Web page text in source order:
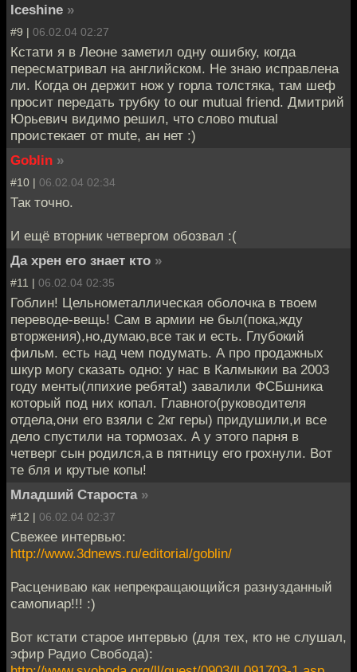
Iceshine »
#9 | 06.02.04 02:27
Кстати я в Леоне заметил одну ошибку, когда
пересматривал на английском. Не знаю исправлена
ли. Когда он держит нож у горла толстяка, там шеф
просит передать трубку to our mutual friend. Дмитрий
Юрьевич видимо решил, что слово mutual
проистекает от mute, ан нет :)
Goblin »
#10 | 06.02.04 02:34
Так точно.
И ещё вторник четвергом обозвал :(
Да хрен его знает кто »
#11 | 06.02.04 02:35
Гоблин! Цельнометаллическая оболочка в твоем
переводе-вещь! Сам в армии не был(пока,жду
вторжения),но,думаю,все так и есть. Глубокий
фильм. есть над чем подумать. А про продажных
шкур могу сказать одно: у нас в Калмыкии ва 2003
году менты(лпихие ребята!) завалили ФСБшника
который под них копал. Главного(руководителя
отдела,они его взяли с 2кг геры) придушили,и все
дело спустили на тормозах. А у этого парня в
четверг сын родился,а в пятницу его грохнули. Вот
те бля и крутые копы!
Младший Староста »
#12 | 06.02.04 02:37
Свежее интервью:
http://www.3dnews.ru/editorial/goblin/
Расцениваю как непрекращающийся разнузданный
самопиар!!! :)
Вот кстати старое интервью (для тех, кто не слушал,
эфир Радио Свобода):